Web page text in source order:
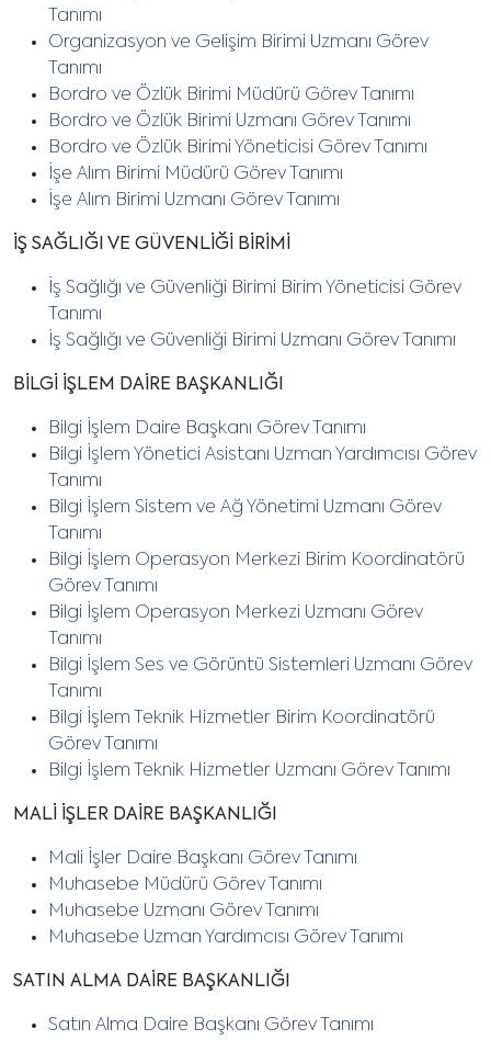
Tanımı
Organizasyon ve Gelişim Birimi Uzmanı Görev
Tanımı
Bordro ve Özlük Birimi Müdürü Görev Tanımı
Bordro ve Özlük Birimi Uzmanı Görev Tanımı
Bordro ve Özlük Birimi Yöneticisi Görev Tanımı
İşe Alım Birimi Müdürü Görev Tanımı
İşe Alım Birimi Uzmanı Görev Tanımı
İŞ SAĞLIĞI VE GÜVENLİĞİ BİRİMİ
İş Sağlığı ve Güvenliği Birimi Birim Yöneticisi Görev
Tanımı
İş Sağlığı ve Güvenliği Birimi Uzmanı Görev Tanımı
BİLGİ İŞLEM DAİRE BAŞKANLIĞI
Bilgi İşlem Daire Başkanı Görev Tanımı
Bilgi İşlem Yönetici Asistanı Uzman Yardımcısı Görev
Tanımı
Bilgi İşlem Sistem ve Ağ Yönetimi Uzmanı Görev
Tanımı
Bilgi İşlem Operasyon Merkezi Birim Koordinatörü
Görev Tanımı
Bilgi İşlem Operasyon Merkezi Uzmanı Görev
Tanımı
Bilgi İşlem Ses ve Görüntü Sistemleri Uzmanı Görev
Tanımı
Bilgi İşlem Teknik Hizmetler Birim Koordinatörü
Görev Tanımı
Bilgi İşlem Teknik Hizmetler Uzmanı Görev Tanımı
MALİ İŞLER DAİRE BAŞKANLIĞI
Mali İşler Daire Başkanı Görev Tanımı
Muhasebe Müdürü Görev Tanımı
Muhasebe Uzmanı Görev Tanımı
Muhasebe Uzman Yardımcısı Görev Tanımı
SATIN ALMA DAİRE BAŞKANLIĞI
Satın Alma Daire Başkanı Görev Tanımı